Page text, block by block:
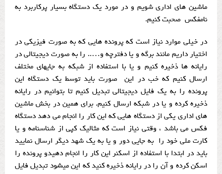
ماشین های اداری شویم و در مورد یک دستگاه بسیار پرکاربرد به
نامفکس صحبت کنیم.
در خیلی موارد نیاز است که پرونده هایی که به صورت فیزیکی در
اختیار داریم مانند برگه و یا دفترچه و….. را به صورت دیجیتالی در
رایانه ها ذخیره کنیم و یا با استفاده از شبکه به جایهای مختلف
ارسال کنیم که خب در این صورت باید توسط یک دستگاه این
پرونده را به یک فایل دیجیتالی تبدیل کنیم تا بتوانیم در رایانه
ذخیره کرده و یا در شبکه ارسال کنیم. برای همین در بخش ماشین
های اداری یکی از دستگاه هایی که این کار را انجام می دهد دستگاه
فکس می باشد ، وقتی نیاز است که مثالیک کپی از شناسنامه و یا
کارت ملی خود را به جایی دور و یا به یک شهد دیگر ارسال نمایید
باید در ابتدا با استفاده از اسکنر این کار را انجام دهیدو پرونده را
اسکن کرده و آن را در رایانه ذخیره کنید که این میشود تبدیل فایل